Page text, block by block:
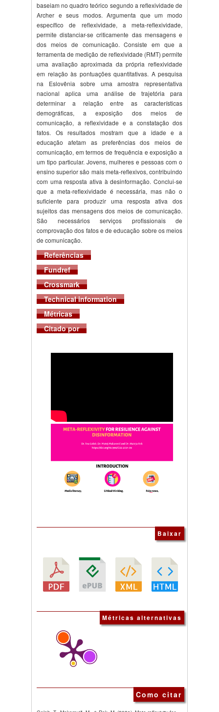
baseiam no quadro teórico segundo a reflexividade de
Archer e seus modos. Argumenta que um modo
específico de reflexividade, a meta-reflexividade,
permite distanciar-se criticamente das mensagens e
dos meios de comunicação. Consiste em que a
ferramenta de medição de reflexividade (RMT) permite
uma avaliação aproximada da própria reflexividade
em relação às pontuações quantitativas. A pesquisa
na Eslovênia sobre uma amostra representativa
nacional aplica uma análise de trajetória para
determinar a relação entre as características
demográficas, a exposição dos meios de
comunicação, a reflexividade e a constatação dos
fatos. Os resultados mostram que a idade e a
educação afetam as preferências dos meios de
comunicação, em termos de frequência e exposição a
um tipo particular. Jovens, mulheres e pessoas com o
ensino superior são mais meta-reflexivos, contribuindo
com uma resposta ativa à desinformação. Conclui-se
que a meta-reflexividade é necessária, mas não o
suficiente para produzir uma resposta ativa dos
sujeitos das mensagens dos meios de comunicação.
São necessários serviços profissionais de
comprovação dos fatos e de educação sobre os meios
de comunicação.
Referências
Fundref
Crossmark
Technical information
Métricas
Citado por
Baixar
Métricas alternativas
Como citar